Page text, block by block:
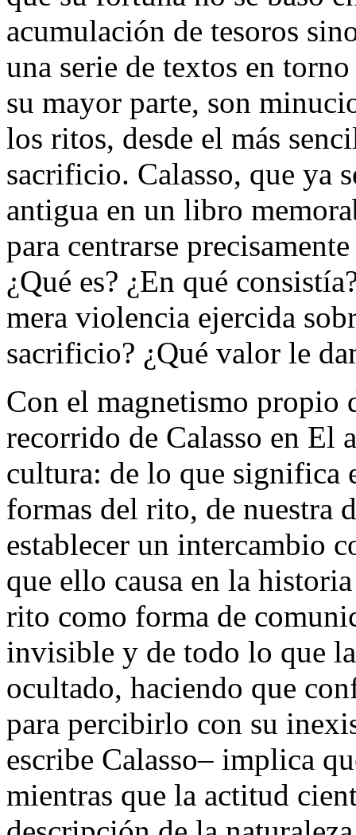
acumulación de tesoros
una serie de textos en
su mayor parte, son
los ritos, desde el más
sacrificio. Calasso, que ya
antigua en un libro
para centrarse
¿Qué es? ¿En qué
mera violencia ejercida
sacrificio? ¿Qué valor le
Con el magnetismo propio
recorrido de Calasso en El
cultura: de lo que significa
formas del rito, de nuestra
establecer un intercambio
que ello causa en la
rito como forma de
invisible y de todo lo que
ocultado, haciendo que
para percibirlo con su
escribe Calasso– implica
mientras que la actitud